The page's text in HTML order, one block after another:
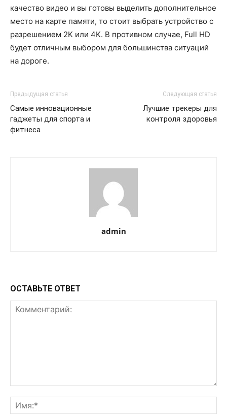
качество видео и вы готовы выделить дополнительное
место на карте памяти, то стоит выбрать устройство с
разрешением 2K или 4K. В противном случае, Full HD
будет отличным выбором для большинства ситуаций
на дороге.
Предыдущая статья
Самые инновационные
гаджеты для спорта и
фитнеса
Следующая статья
Лучшие трекеры для
контроля здоровья
admin
ОСТАВЬТЕ ОТВЕТ